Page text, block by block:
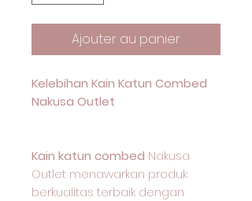
Ajouter au panier
Kelebihan Kain Katun Combed
Nakusa Outlet
Kain katun combed Nakusa
Outlet menawarkan produk
berkualitas terbaik dengan